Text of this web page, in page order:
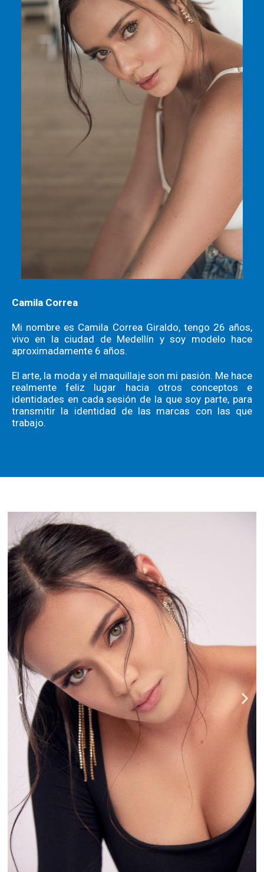
Camila Correa
Mi nombre es Camila Correa Giraldo, tengo 26 años,
vivo en la ciudad de Medellín y soy modelo hace
aproximadamente 6 años.
El arte, la moda y el maquillaje son mi pasión. Me hace
realmente feliz lugar hacia otros conceptos e
identidades en cada sesión de la que soy parte, para
transmitir la identidad de las marcas con las que
trabajo.